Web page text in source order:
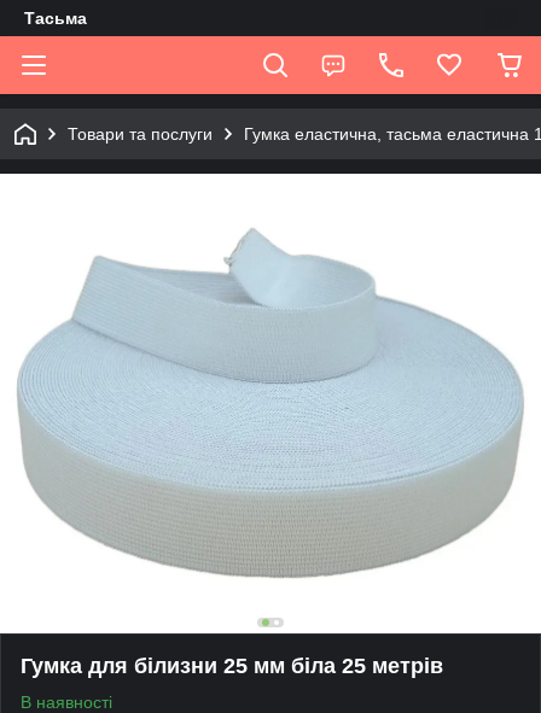
Tасьма
Товари та послуги Гумка еластична, тасьма еластична
Гумка для білизни 25 мм біла 25 метрів
В наявності